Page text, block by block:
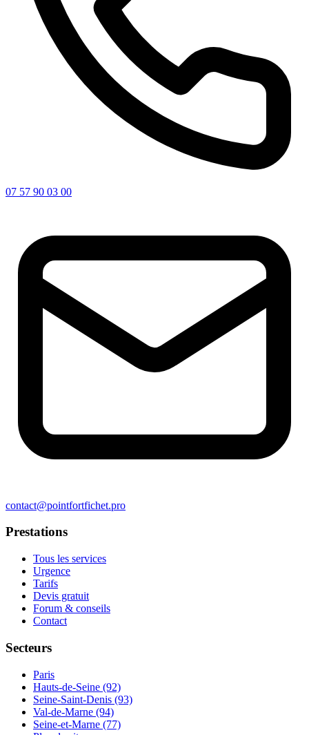
07 57 90 03 00
contact@pointfortfichet.pro
Prestations
Tous les services
Urgence
Tarifs
Devis gratuit
Forum & conseils
Contact
Secteurs
Paris
Hauts-de-Seine (92)
Seine-Saint-Denis (93)
Val-de-Marne (94)
Seine-et-Marne (77)